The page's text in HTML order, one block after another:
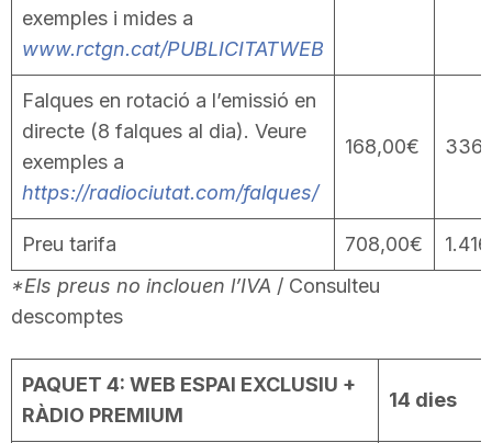
exemples i mides a
www.rctgn.cat/PUBLICITATWEB
Falques en rotació a l’emissió en
directe (8 falques al dia). Veure
exemples a
https://radiociutat.com/falques/
168,00€
Preu tarifa 708,00€
*Els preus no inclouen l’IVA / Consulteu
descomptes
PAQUET 4: WEB ESPAI EXCLUSIU +
RÀDIO PREMIUM
14 dies